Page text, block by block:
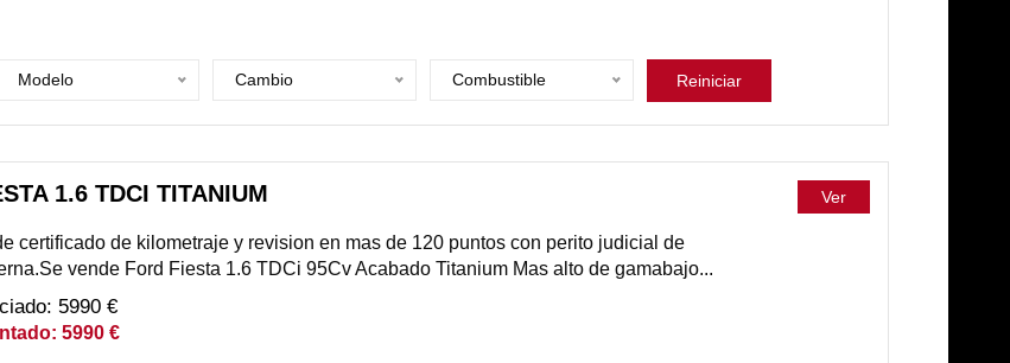
Modelo Cambio Combustible Reiniciar
1.6 TDCI TITANIUM
certificado de kilometraje y revision en mas de 120 puntos con perito judicial de
vende Ford Fiesta 1.6 TDCi 95Cv Acabado Titanium Mas alto de gamabajo...
5990 €
5990 €
Ver